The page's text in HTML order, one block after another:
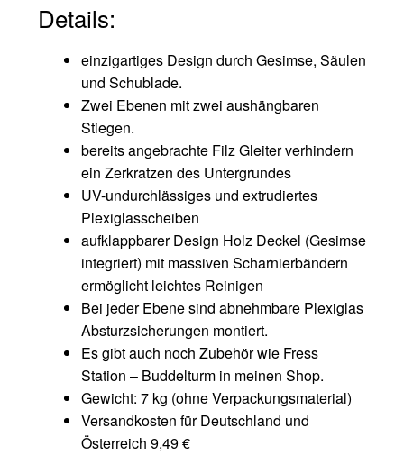
Details:
einzigartiges Design durch Gesimse, Säulen
und Schublade.
Zwei Ebenen mit zwei aushängbaren
Stiegen.
bereits angebrachte Filz Gleiter verhindern
ein Zerkratzen des Untergrundes
UV-undurchlässiges und extrudiertes
Plexiglasscheiben
aufklappbarer Design Holz Deckel (Gesimse
integriert) mit massiven Scharnierbändern
ermöglicht leichtes Reinigen
Bei jeder Ebene sind abnehmbare Plexiglas
Absturzsicherungen montiert.
Es gibt auch noch Zubehör wie Fress
Station – Buddelturm in meinen Shop.
Gewicht: 7 kg (ohne Verpackungsmaterial)
Versandkosten für Deutschland und
Österreich 9,49 €